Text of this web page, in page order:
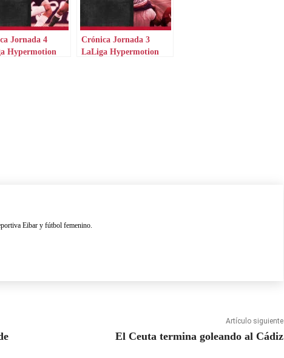
Jornada 4
Hypermotion
Crónica Jornada 3
LaLiga Hypermotion
Eibar y fútbol femenino.
Artículo siguiente
El Ceuta termina goleando al Cádiz